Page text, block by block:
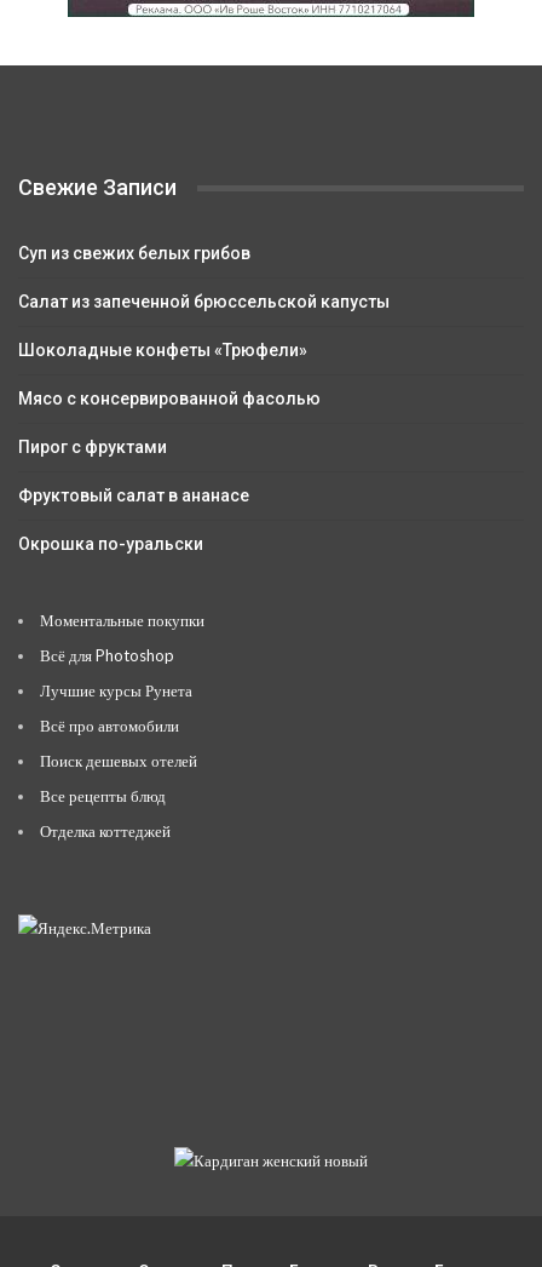
Свежие Записи
Суп из свежих белых грибов
Салат из запеченной брюссельской капусты
Шоколадные конфеты «Трюфели»
Мясо с консервированной фасолью
Пирог с фруктами
Фруктовый салат в ананасе
Окрошка по-уральски
Моментальные покупки
Всё для Photoshop
Лучшие курсы Рунета
Всё про автомобили
Поиск дешевых отелей
Все рецепты блюд
Отделка коттеджей